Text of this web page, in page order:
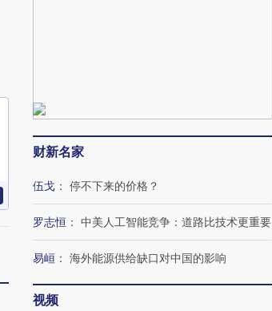
财新名家
伍戈 ： 停不下来的价格？
罗志恒 ： 中美人工智能竞争：道路比技术更重要
易峘 ： 海外能源供给缺口对中国的影响
视频